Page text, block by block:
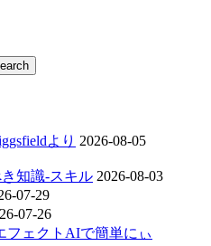
より 2026-08-05
き知識-スキル 2026-08-03
07-29
07-26
フェクトAIで簡単にぃ